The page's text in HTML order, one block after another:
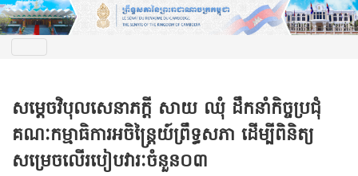
សម្តេចវិបុលសេនាភក្តី សាយ ឈុំ ដឹកនាំកិច្ចប្រជុំ
គណៈកម្មាធិការអចិន្ត្រៃយ៍ព្រឹទ្ធសភា ដើម្បីពិនិត្យ
សម្រេចលើរបៀបវារៈចំនួន០៣